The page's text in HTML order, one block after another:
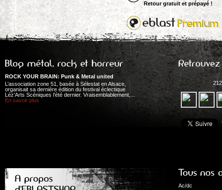
Retour gratuit et prépayé !
ROCK YOUR BRAIN: Punk & Metal united
L’association zone 51, basée à Sélestat en Alsace,
organisait sa dernière édition du festival éclectique
Léz’Arts Scéniques l’été dernier. Vraisemblablement,...
En savoir plus
Ac/dc